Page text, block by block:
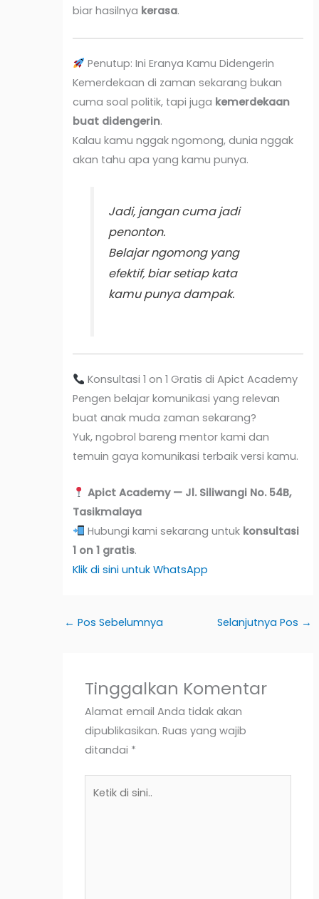
biar hasilnya kerasa.
Penutup: Ini Eranya Kamu Didengerin
Kemerdekaan di zaman sekarang bukan
cuma soal politik, tapi juga kemerdekaan
buat didengerin.
Kalau kamu nggak ngomong, dunia nggak
akan tahu apa yang kamu punya.
Jadi, jangan cuma jadi
penonton.
Belajar ngomong yang
efektif, biar setiap kata
kamu punya dampak.
Konsultasi 1 on 1 Gratis di Apict Academy
Pengen belajar komunikasi yang relevan
buat anak muda zaman sekarang?
Yuk, ngobrol bareng mentor kami dan
temuin gaya komunikasi terbaik versi kamu.
Apict Academy — Jl. Siliwangi No. 54B,
Tasikmalaya
Hubungi kami sekarang untuk konsultasi
1 on 1 gratis.
Klik di sini untuk WhatsApp
← Pos Sebelumnya Selanjutnya Pos →
Tinggalkan Komentar
Alamat email Anda tidak akan
dipublikasikan. Ruas yang wajib
ditandai *